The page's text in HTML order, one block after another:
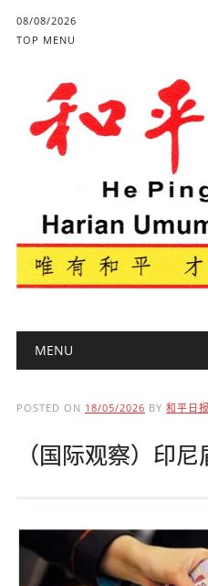
08/08/2026
TOP MENU
Main menu
MENU
POSTED ON 18/05/2026 BY 和平日报
（国际观察）印尼